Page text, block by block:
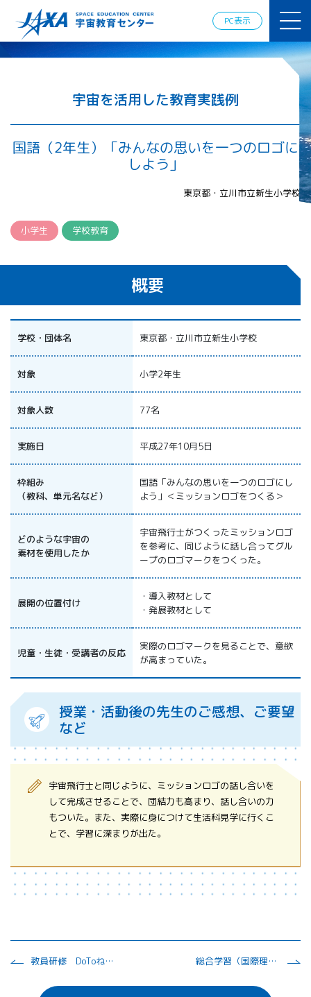
PC表示
ミー
ロスペース
情報の発
信
宇宙を活用
した教育実
践例
体験的学
習機会の
提供（国
地域宇宙機
関会議）宇
宙教育 for
All 分科会
APRSAF宇宙
教育 for All
分科会 年次
会合
ターコンテ
スト
APRSAF教員
宇宙教育会
議）
遣プログラ
ム
宇宙を活用した教育実践例
国語（2年生）「みんなの思いを一つのロゴに
しよう」
東京都・立川市立新生小学校
小学生 学校教育
概要
学校・団体名 東京都・立川市立新生小学校
対象 小学2年生
対象人数 77名
実施日 平成27年10月5日
枠組み
（教科、単元名など）
国語「みんなの思いを一つのロゴにし
よう」＜ミッションロゴをつくる＞
どのような宇宙の
素材を使用したか
宇宙飛行士がつくったミッションロゴ
を参考に、同じように話し合ってグル
ープのロゴマークをつくった。
展開の位置付け
・導入教材として
・発展教材として
児童・生徒・受講者の反応
実際のロゴマークを見ることで、意欲
が高まっていた。
授業・活動後の先生のご感想、ご要望
など
宇宙飛行士と同じように、ミッションロゴの話し合いを
して完成させることで、団結力も高まり、話し合いの力
もついた。また、実際に身につけて生活科見学に行くこ
とで、学習に深まりが出た。
教員研修 DoToねっと（道東科学教育支援ネットワーク）＜8月開催＞ 総合学習（国際理解） COSMOS PROJECT ～Nishiwaki Magic School Bus～